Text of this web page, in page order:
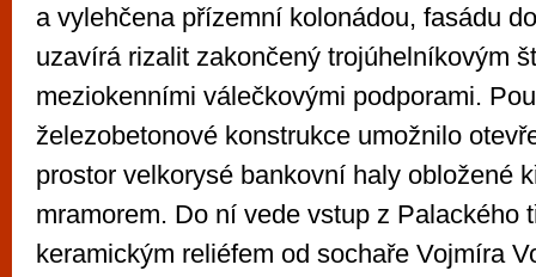
a vylehčena přízemní kolonádou, fasádu
uzavírá rizalit zakončený trojúhelníkovým
meziokenními válečkovými podporami.
železobetonové konstrukce umožnilo
prostor velkorysé bankovní haly obložené
mramorem. Do ní vede vstup z Palackého
keramickým reliéfem od sochaře Vojmíra